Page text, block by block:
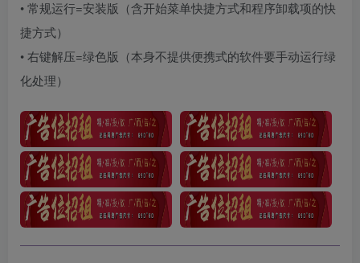
• 常规运行=安装版（含开始菜单快捷方式和程序卸载项的快
捷方式）
• 右键解压=绿色版（本身不提供便携式的软件要手动运行绿
化处理）